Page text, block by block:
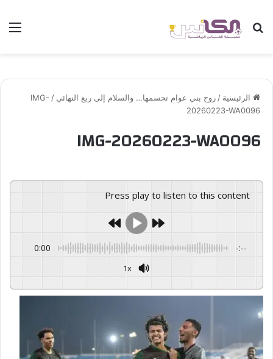
بحث عن
الرئيسية / روح بني عوام تحسمها… والسلام إلى ربع النهائي /
IMG-
20260223-WA0096
IMG-20260223-WA0096
Press play to listen to this content
0:00 -:--
1x